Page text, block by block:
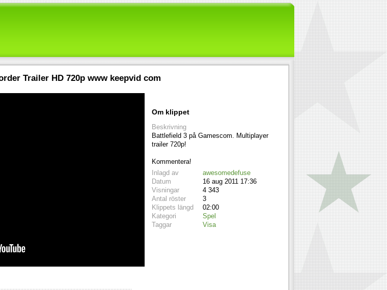
Trailer HD 720p www keepvid com
Om klippet
Beskrivning
Battlefield 3 på Gamescom. Multiplayer
trailer 720p!
Kommentera!
Inlagd av
awesomedefuse
Datum
16 aug 2011 17:36
Visningar
4 343
Antal röster
3
Klippets längd
02:00
Kategori
Spel
Taggar
Visa